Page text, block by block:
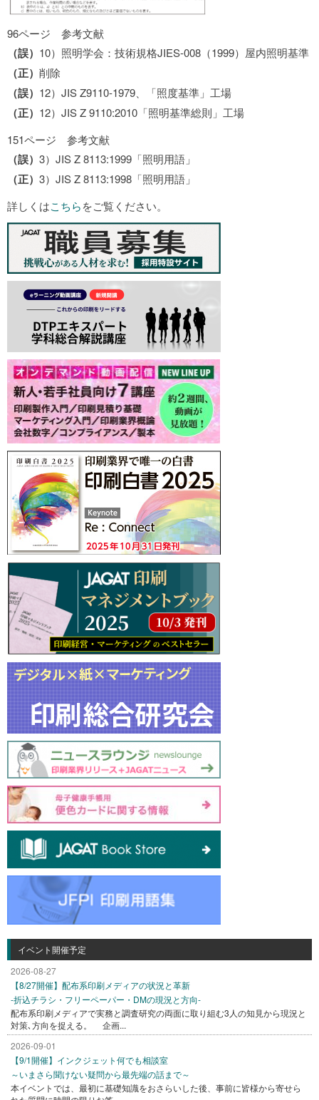
96ページ 参考文献
（誤） 10）照明学会：技術規格JIES-008（1999）屋内照明基準
（正） 削除
（誤） 12）JIS Z9110-1979、「照度基準」工場
（正） 12）JIS Z 9110:2010「照明基準総則」工場
151ページ 参考文献
（誤） 3）JIS Z 8113:1999「照明用語」
（正） 3）JIS Z 8113:1998「照明用語」
詳しくはこちらをご覧ください。
イベント開催予定
2026-08-27
【8/27開催】配布系印刷メディアの状況と革新
-折込チラシ・フリーペーパー・DMの現況と方向-
配布系印刷メディアで実務と調査研究の両面に取り組む3人の知見から現況と
対策､方向を捉える。 企画...
2026-09-01
【9/1開催】インクジェット何でも相談室
～いまさら聞けない疑問から最先端の話まで～
本イベントでは、最初に基礎知識をおさらいした後、事前に皆様から寄せら